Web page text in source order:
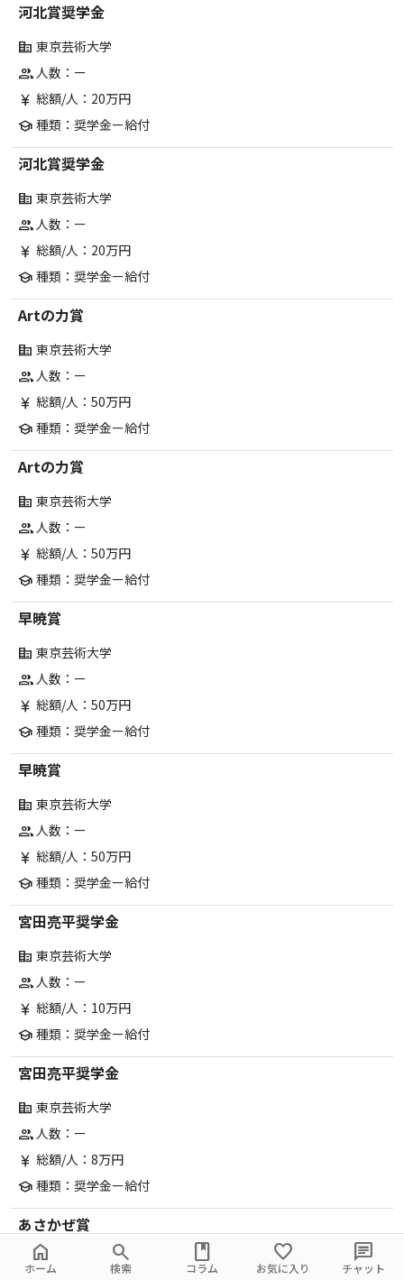
河北賞奨学金
corporate_fare 東京芸術大学
group人数：ー
currency_yen 総額/人：20万円
school 種類：奨学金ー給付
河北賞奨学金
corporate_fare 東京芸術大学
group人数：ー
currency_yen 総額/人：20万円
school 種類：奨学金ー給付
Artの力賞
corporate_fare 東京芸術大学
group人数：ー
currency_yen 総額/人：50万円
school 種類：奨学金ー給付
Artの力賞
corporate_fare 東京芸術大学
group人数：ー
currency_yen 総額/人：50万円
school 種類：奨学金ー給付
早暁賞
corporate_fare 東京芸術大学
group人数：ー
currency_yen 総額/人：50万円
school 種類：奨学金ー給付
早暁賞
corporate_fare 東京芸術大学
group人数：ー
currency_yen 総額/人：50万円
school 種類：奨学金ー給付
宮田亮平奨学金
corporate_fare 東京芸術大学
group人数：ー
currency_yen 総額/人：10万円
school 種類：奨学金ー給付
宮田亮平奨学金
corporate_fare 東京芸術大学
group人数：ー
currency_yen 総額/人：8万円
school 種類：奨学金ー給付
あさかぜ賞
corporate_fare東京芸術大学
home
ホーム
search
検索
book
コラム
favorite
お気に入り
chat
チャット